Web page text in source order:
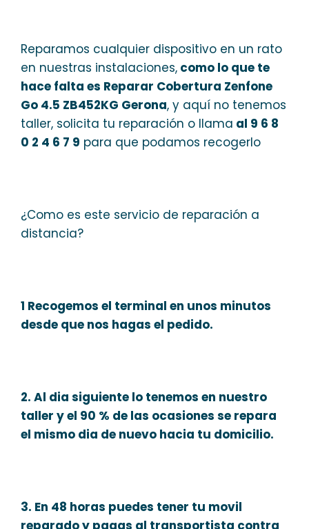
Reparamos cualquier dispositivo en un rato
en nuestras instalaciones, como lo que te
hace falta es Reparar Cobertura Zenfone
Go 4.5 ZB452KG Gerona, y aquí no tenemos
taller, solicita tu reparación o llama al 9 6 8
0 2 4 6 7 9 para que podamos recogerlo
¿Como es este servicio de reparación a
distancia?
1 Recogemos el terminal en unos minutos
desde que nos hagas el pedido.
2. Al dia siguiente lo tenemos en nuestro
taller y el 90 % de las ocasiones se repara
el mismo dia de nuevo hacia tu domicilio.
3. En 48 horas puedes tener tu movil
reparado y pagas al transportista contra